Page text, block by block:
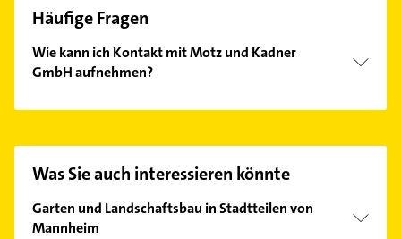
Häufige Fragen
Wie kann ich Kontakt mit Motz und Kadner
GmbH aufnehmen?
finden Sie alleKontaktdaten.
Was Sie auch interessieren könnte
Garten und Landschaftsbau in Stadtteilen von
Mannheim